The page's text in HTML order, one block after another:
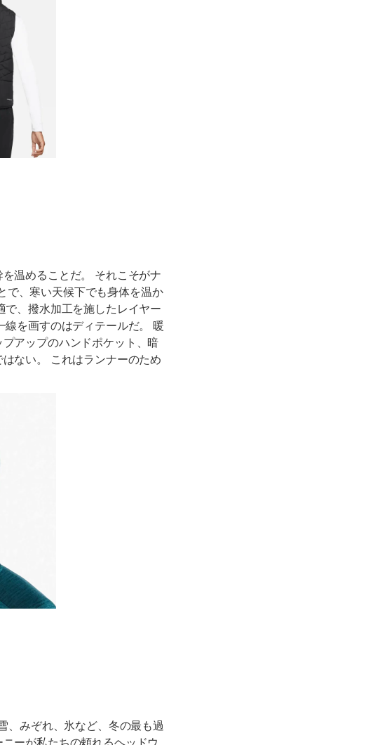
温めることだ。 それこそがナ
で、寒い天候下でも身体を温か
で、撥水加工を施したレイヤー
を画すのはディテールだ。 暖
アップのハンドポケット、暗
ない。 これはランナーのため
、みぞれ、氷など、冬の最も過